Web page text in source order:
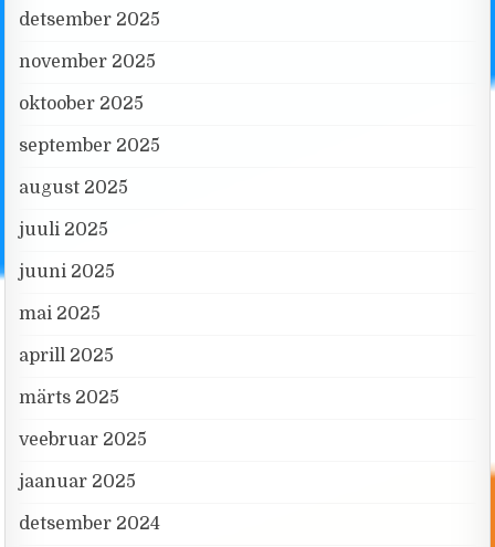
detsember 2025
november 2025
oktoober 2025
september 2025
august 2025
juuli 2025
juuni 2025
mai 2025
aprill 2025
märts 2025
veebruar 2025
jaanuar 2025
detsember 2024